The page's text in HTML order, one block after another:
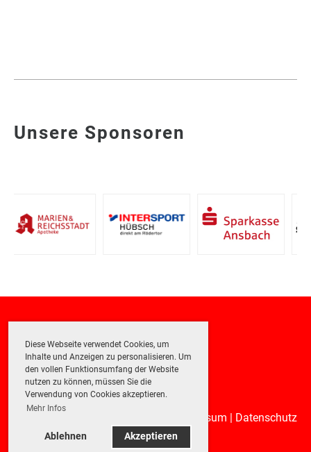
Diese Webseite verwendet Cookies, um
Inhalte und Anzeigen zu personalisieren. Um
den vollen Funktionsumfang der Website
nutzen zu können, müssen Sie die
Verwendung von Cookies akzeptieren.
Mehr Infos
Ablehnen Akzeptieren
Unsere Sponsoren
Copyright TC Rot-Weiß Rothenburg e.V.
Erstellt mit ClubDesk Vereinssoftware
Impressum | Datenschutz